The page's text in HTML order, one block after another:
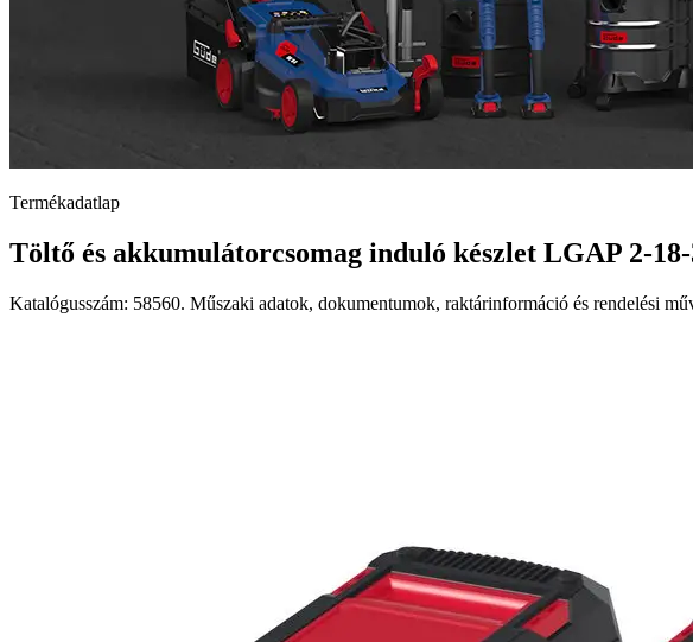
Termékadatlap
Töltő és akkumulátorcsomag induló készlet LGAP 2-18-
Katalógusszám: 58560. Műszaki adatok, dokumentumok, raktárinformáció és rendelési